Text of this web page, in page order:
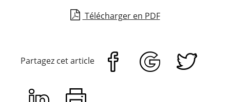
Télécharger en PDF
Partagez cet article